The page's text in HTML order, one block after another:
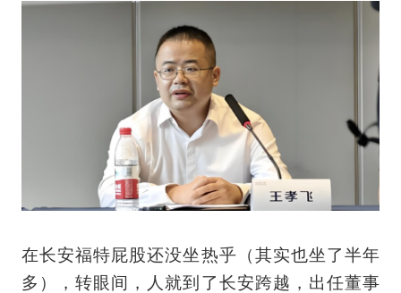
在长安福特屁股还没坐热乎（其实也坐了半年
多），转眼间，人就到了长安跨越，出任董事